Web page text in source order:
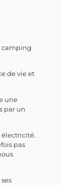
camping
de vie et
une
par un
électricité.
pas